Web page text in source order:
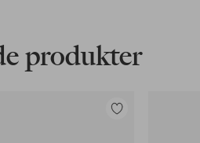
produkter
Tilføj